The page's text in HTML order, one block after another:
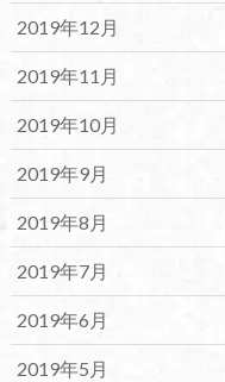
2019年12月
2019年11月
2019年10月
2019年9月
2019年8月
2019年7月
2019年6月
2019年5月